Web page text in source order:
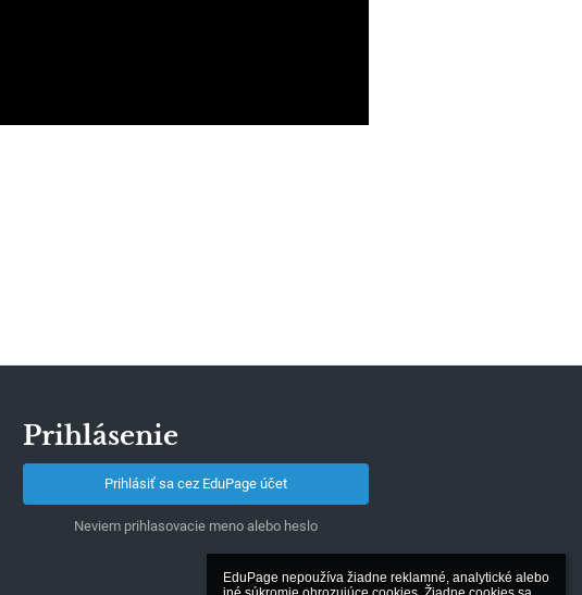
EduPage nepoužíva žiadne reklamné, analytické alebo
Prihlásenie
Prihlásiť sa cez EduPage účet
Neviem prihlasovacie meno alebo heslo